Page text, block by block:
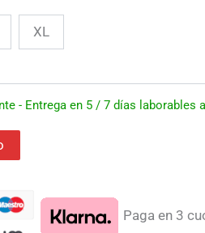
XL
- Entrega en 5 / 7 días laborables
Paga en 3